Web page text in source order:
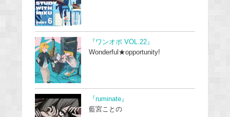
『ワンオポ VOL.22』
Wonderful★opportunity!
『ruminate』
藍宮ことの